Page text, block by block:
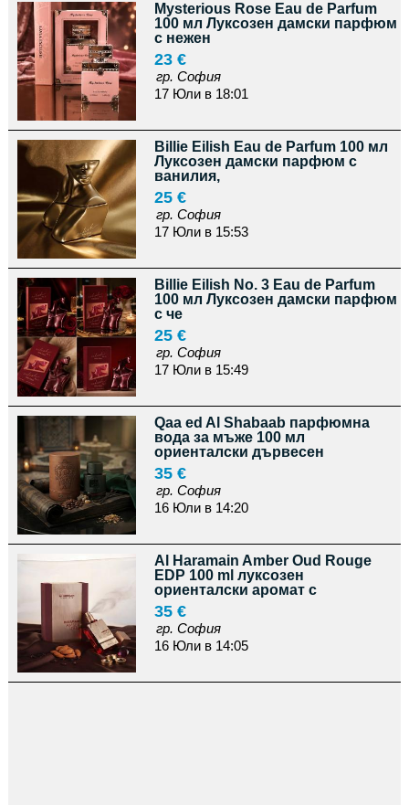
Mysterious Rose Eau de Parfum
100 мл Луксозен дамски парфюм
с нежен
23 €
гр. София
17 Юли в 18:01
Billie Eilish Eau de Parfum 100 мл
Луксозен дамски парфюм с
ванилия,
25 €
гр. София
17 Юли в 15:53
Billie Eilish No. 3 Eau de Parfum
100 мл Луксозен дамски парфюм
с че
25 €
гр. София
17 Юли в 15:49
Qaa ed Al Shabaab парфюмна
вода за мъже 100 мл
ориенталски дървесен
35 €
гр. София
16 Юли в 14:20
Al Haramain Amber Oud Rouge
EDP 100 ml луксозен
ориенталски аромат с
35 €
гр. София
16 Юли в 14:05